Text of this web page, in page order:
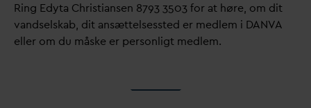
Ring Edyta Christiansen 8793 3503 for at høre, om dit
vandselskab, dit ansættelsessted er medlem i DANVA
eller om du måske er personligt medlem.